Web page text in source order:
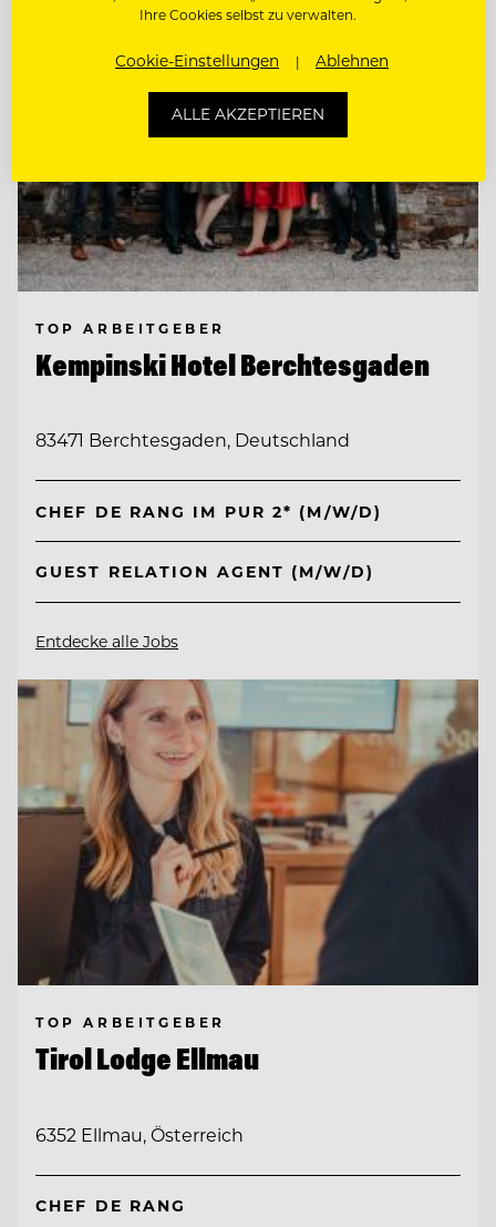
TOP ARBEITGEBER
Kempinski Hotel Berchtesgaden
83471 Berchtesgaden, Deutschland
CHEF DE RANG IM PUR 2* (M/W/D)
GUEST RELATION AGENT (M/W/D)
Entdecke alle Jobs
TOP ARBEITGEBER
Tirol Lodge Ellmau
6352 Ellmau, Österreich
CHEF DE RANG
Ihre Cookies selbst zu verwalten.
Cookie-Einstellungen Ablehnen
ALLE AKZEPTIEREN